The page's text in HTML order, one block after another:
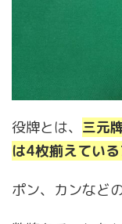
役牌とは、 三元
は4枚揃えてい
ポン、カンなど